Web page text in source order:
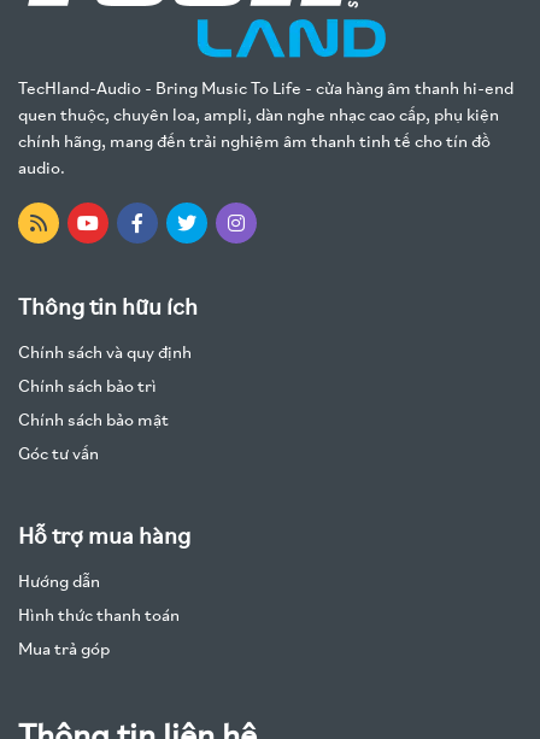
TecHland-Audio - Bring Music To Life - cửa hàng âm thanh hi-end
quen thuộc, chuyên loa, ampli, dàn nghe nhạc cao cấp, phụ kiện
chính hãng, mang đến trải nghiệm âm thanh tinh tế cho tín đồ
audio.
Thông tin hữu ích
Chính sách và quy định
Chính sách bảo trì
Chính sách bảo mật
Góc tư vấn
Hỗ trợ mua hàng
Hướng dẫn
Hình thức thanh toán
Mua trả góp